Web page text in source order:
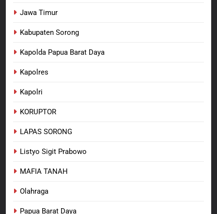
Jawa Timur
Kabupaten Sorong
Kapolda Papua Barat Daya
Kapolres
Kapolri
KORUPTOR
LAPAS SORONG
Listyo Sigit Prabowo
MAFIA TANAH
Olahraga
Papua Barat Daya